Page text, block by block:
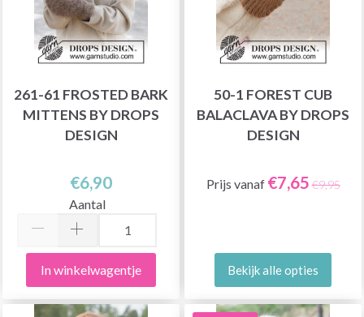
261-61 FROSTED BARK
MITTENS BY DROPS
DESIGN
€6,90
Aantal
In winkelwagentje
50-1 FOREST CUB
BALACLAVA BY DROPS
DESIGN
Prijs vanaf €7,65 €9,95
Bekijk alle opties